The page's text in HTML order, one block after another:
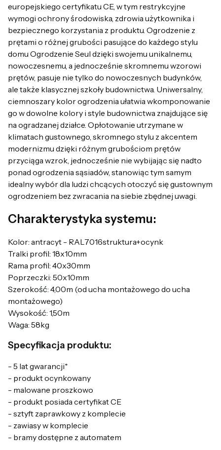
europejskiego certyfikatu CE, w tym restrykcyjne
wymogi ochrony środowiska, zdrowia użytkownika i
bezpiecznego korzystania z produktu. Ogrodzenie z
prętami o różnej grubości pasujące do każdego stylu
domu Ogrodzenie Seul dzięki swojemu unikalnemu,
nowoczesnemu, a jednocześnie skromnemu wzorowi
prętów, pasuje nie tylko do nowoczesnych budynków,
ale także klasycznej szkoły budownictwa. Uniwersalny,
ciemnoszary kolor ogrodzenia ułatwia wkomponowanie
go w dowolne kolory i style budownictwa znajdujące się
na ogradzanej działce. Opłotowanie utrzymane w
klimatach gustownego, skromnego stylu z akcentem
modernizmu dzięki różnym grubościom prętów
przyciąga wzrok, jednocześnie nie wybijając się nadto
ponad ogrodzenia sąsiadów, stanowiąc tym samym
idealny wybór dla ludzi chcących otoczyć się gustownym
ogrodzeniem bez zwracania na siebie zbędnej uwagi.
Charakterystyka systemu:
Kolor: antracyt - RAL7016struktura+ocynk
Tralki profil: 18x10mm
Rama profil: 40x30mm
Poprzeczki: 50x10mm
Szerokość: 4,00m (od ucha montażowego do ucha
montażowego)
Wysokość: 1,50m
Waga: 58kg
Specyfikacja produktu:
- 5 lat gwarancji*
- produkt ocynkowany
- malowane proszkowo
- produkt posiada certyfikat CE
- sztyft zaprawkowy z komplecie
- zawiasy w komplecie
- bramy dostępne z automatem